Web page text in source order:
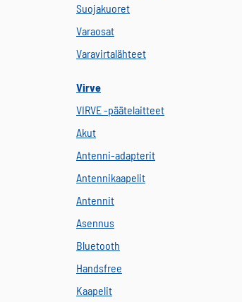
Suojakuoret
Varaosat
Varavirtalähteet
Virve
VIRVE -päätelaitteet
Akut
Antenni-adapterit
Antennikaapelit
Antennit
Asennus
Bluetooth
Handsfree
Kaapelit